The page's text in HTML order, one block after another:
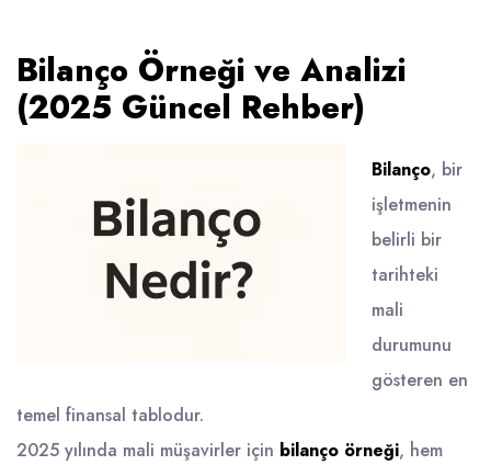
Bilanço Örneği ve Analizi
(2025 Güncel Rehber)
Bilanço, bir
işletmenin
belirli bir
tarihteki
mali
durumunu
gösteren en
temel finansal tablodur.
2025 yılında mali müşavirler için bilanço örneği, hem